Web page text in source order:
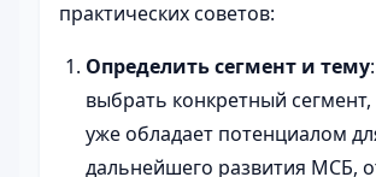
практических советов:
Определить сегмент и тему
выбрать конкретный
уже обладает потенциалом
дальнейшего развития МСБ,